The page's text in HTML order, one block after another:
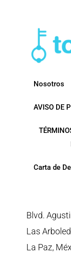
Nosotros
AVISO DE
Carta de
Blvd.
Las
La Paz,